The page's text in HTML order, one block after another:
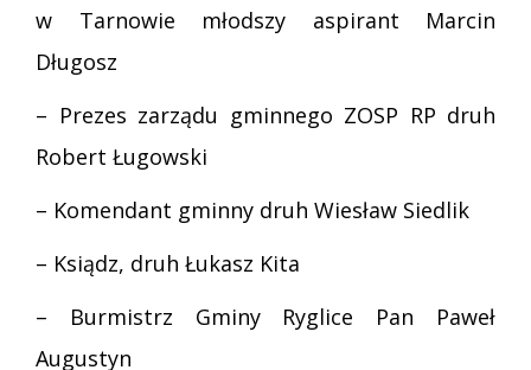
w Tarnowie młodszy aspirant Marcin
Długosz
– Prezes zarządu gminnego ZOSP RP druh
Robert Ługowski
– Komendant gminny druh Wiesław Siedlik
– Ksiądz, druh Łukasz Kita
– Burmistrz Gminy Ryglice Pan Paweł
Augustyn